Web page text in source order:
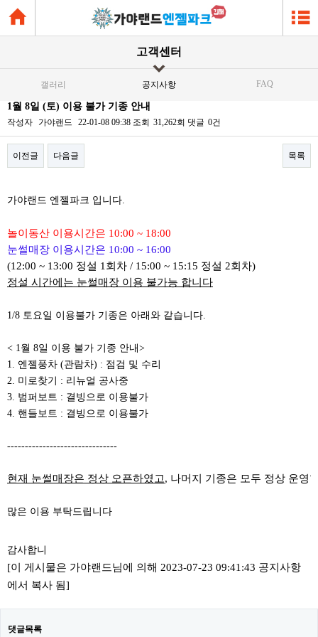
고객센터
갤러리 공지사항 FAQ
1월 8일 (토) 이용 불가 기종 안내
작성자 가야랜드 22-01-08 09:38 조회 31,262회 댓글 0건
이전글 다음글 목록
가야랜드 엔젤파크 입니다.
놀이동산 이용시간은 10:00 ~ 18:00
눈썰매장 이용시간은 10:00 ~ 16:00
(12:00 ~ 13:00 정설 1회차 / 15:00 ~ 15:15 정설 2회차)
정설 시간에는 눈썰매장 이용 불가능 합니다
1/8 토요일 이용불가 기종은 아래와 같습니다.
< 1월 8일 이용 불가 기종 안내>
1. 엔젤풍차 (관람차) : 점검 및 수리
2. 미로찾기 : 리뉴얼 공사중
3. 범퍼보트 : 결빙으로 이용불가
4. 핸들보트 : 결빙으로 이용불가
-------------------------------
현재 눈썰매장은 정상 오픈하였고, 나머지 기종은 모두 정상 운영
많은 이용 부탁드립니다
감사합니
[이 게시물은 가야랜드님에 의해 2023-07-23 09:41:43 공지사항
에서 복사 됨]
댓글목록